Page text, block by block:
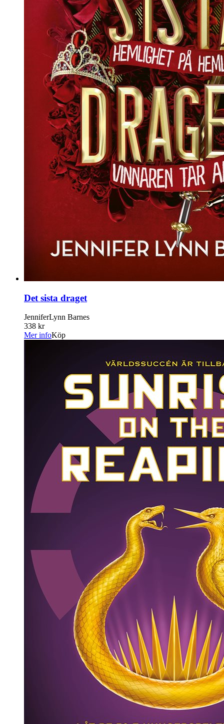
Det sista draget
JenniferLynn Barnes
338 kr
Mer infoKöp